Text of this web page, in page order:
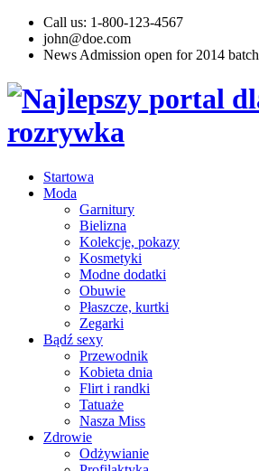
Call us: 1-800-123-4567
john@doe.com
News Admission open for 2014 batch
Startowa
Moda
Garnitury
Bielizna
Kolekcje, pokazy
Kosmetyki
Modne dodatki
Obuwie
Płaszcze, kurtki
Zegarki
Bądź sexy
Przewodnik
Kobieta dnia
Flirt i randki
Tatuaże
Nasza Miss
Zdrowie
Odżywianie